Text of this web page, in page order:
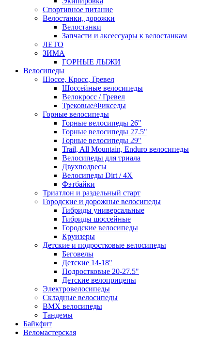
Спортивное питание
Велостанки, дорожки
Велостанки
Запчасти и аксессуары к велостанкам
ЛЕТО
ЗИМА
ГОРНЫЕ ЛЫЖИ
Велосипеды
Шоссе, Кросс, Гревел
Шоссейные велосипеды
Велокросс / Гревел
Трековые/Фикседы
Горные велосипеды
Горные велосипеды 26"
Горные велосипеды 27.5"
Горные велосипеды 29"
Trail, All Mountain, Enduro велосипеды
Велосипеды для триала
Двухподвесы
Велосипеды Dirt / 4X
Фэтбайки
Триатлон и раздельный старт
Городские и дорожные велосипеды
Гибриды универсальные
Гибриды шоссейные
Городские велосипеды
Круизеры
Детские и подростковые велосипеды
Беговелы
Детские 14-18"
Подростковые 20-27.5"
Детские велоприцепы
Электровелосипеды
Складные велосипеды
BMX велосипеды
Тандемы
Байкфит
Веломастерская